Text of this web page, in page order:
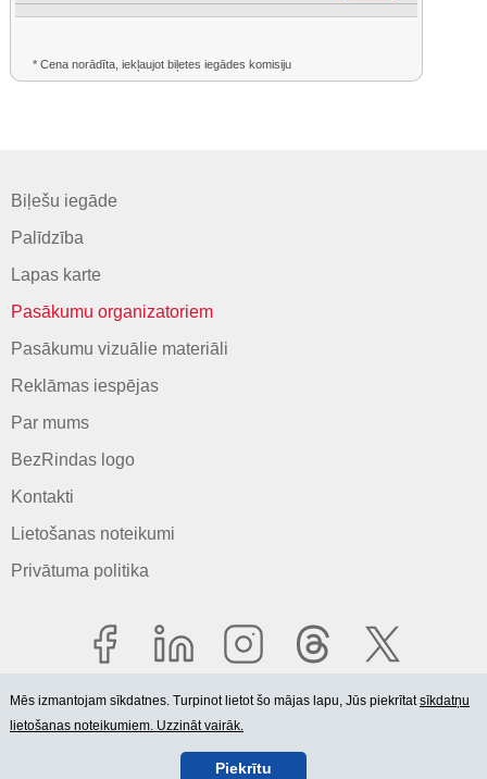
* Cena norādīta, iekļaujot biļetes iegādes komisiju
Biļešu iegāde
Palīdzība
Lapas karte
Pasākumu organizatoriem
Pasākumu vizuālie materiāli
Reklāmas iespējas
Par mums
BezRindas logo
Kontakti
Lietošanas noteikumi
Privātuma politika
© 2006-2026 SIA "BEZRINDAS.LV".
Mēs izmantojam sīkdatnes. Turpinot lietot šo mājas lapu, Jūs piekrītatsīkdatņu
lietošanas noteikumiem. Uzzināt vairāk.
Piekrītu